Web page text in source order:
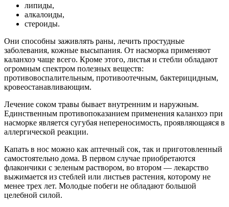
липиды,
алкалоиды,
стероиды.
Они способны заживлять раны, лечить простудные
заболевания, кожные высыпания. От насморка применяют
каланхоэ чаще всего. Кроме этого, листья и стебли обладают
огромным спектром полезных веществ:
противовоспалительным, противоотечным, бактерицидным,
кровеостанавливающим.
Лечение соком травы бывает внутренним и наружным.
Единственным противопоказанием применения каланхоэ при
насморке является сугубая непереносимость, проявляющаяся в
аллергической реакции.
Капать в нос можно как аптечный сок, так и приготовленный
самостоятельно дома. В первом случае приобретаются
флакончики с зеленым раствором, во втором — лекарство
выжимается из стеблей или листьев растения, которому не
менее трех лет. Молодые побеги не обладают большой
целебной силой.